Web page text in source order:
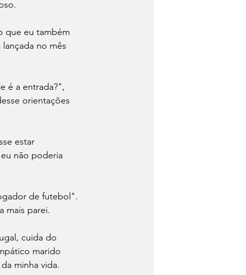
que eu também
no mês
é a entrada?",
orientações
estar
não poderia
de futebol".
mais parei.
cuida do
marido
minha vida.